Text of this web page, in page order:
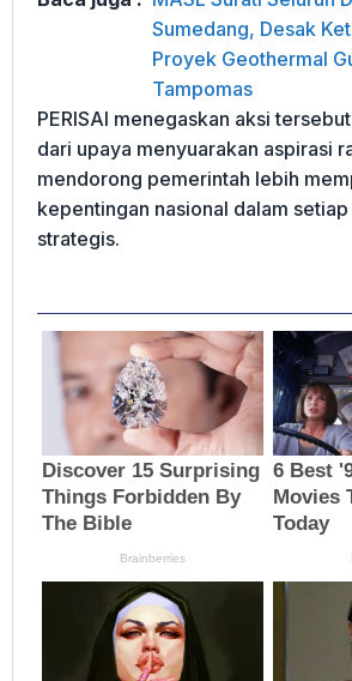
Sumedang, Desak
Proyek Geothermal
Tampomas
PERISAI menegaskan aksi
dari upaya menyuarakan aspirasi
mendorong pemerintah lebih
kepentingan nasional dalam
strategis.